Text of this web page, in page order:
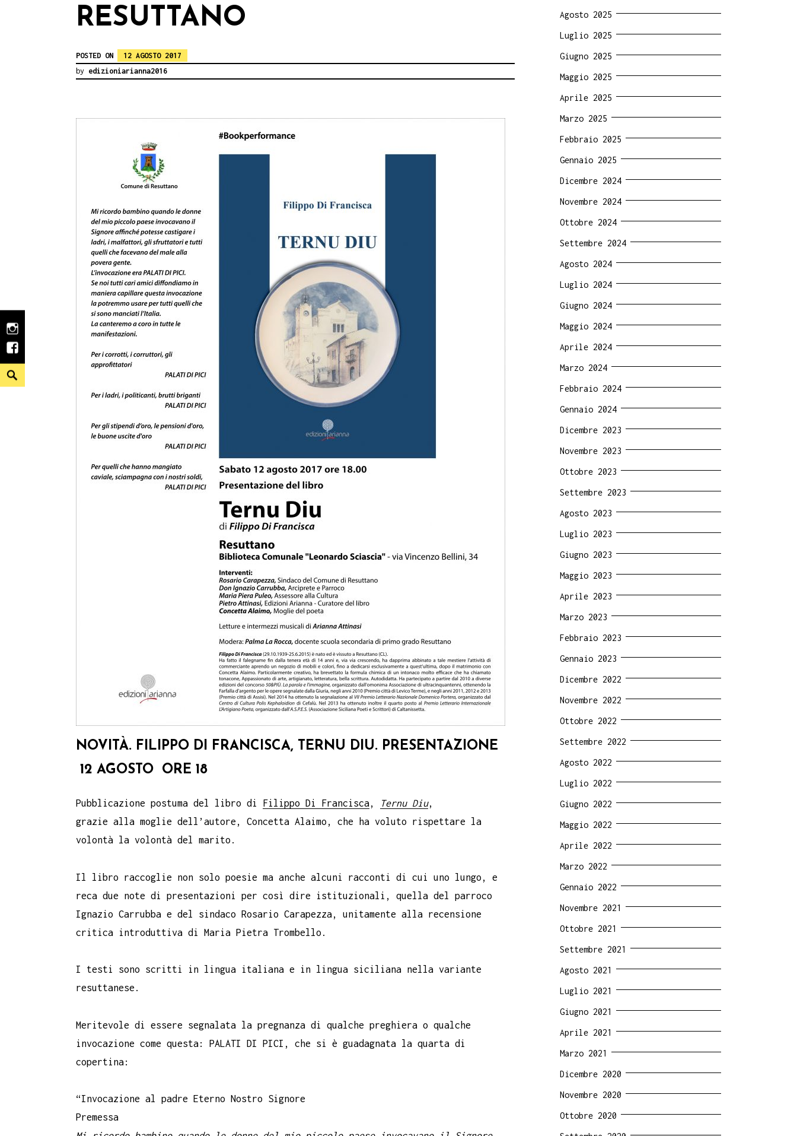
instagram
facebook
Search
RESUTTANO
POSTED ON
12 AGOSTO 2017
by edizioniarianna2016
NOVITÀ. FILIPPO DI FRANCISCA, TERNU DIU. PRESENTAZIONE
12 AGOSTO ORE 18
Pubblicazione postuma del libro di Filippo Di Francisca, Ternu Diu,
grazie alla moglie dell’autore, Concetta Alaimo, che ha voluto rispettare la
volontà la volontà del marito.
Il libro raccoglie non solo poesie ma anche alcuni racconti di cui uno lungo, e
reca due note di presentazioni per così dire istituzionali, quella del parroco
Ignazio Carrubba e del sindaco Rosario Carapezza, unitamente alla recensione
critica introduttiva di Maria Pietra Trombello.
I testi sono scritti in lingua italiana e in lingua siciliana nella variante
resuttanese.
Meritevole di essere segnalata la pregnanza di qualche preghiera o qualche
invocazione come questa: PALATI DI PICI, che si è guadagnata la quarta di
copertina:
“Invocazione al padre Eterno Nostro Signore
Premessa
Agosto 2025
Luglio 2025
Giugno 2025
Maggio 2025
Aprile 2025
Marzo 2025
Febbraio 2025
Gennaio 2025
Dicembre 2024
Novembre 2024
Ottobre 2024
Settembre 2024
Agosto 2024
Luglio 2024
Giugno 2024
Maggio 2024
Aprile 2024
Marzo 2024
Febbraio 2024
Gennaio 2024
Dicembre 2023
Novembre 2023
Ottobre 2023
Settembre 2023
Agosto 2023
Luglio 2023
Giugno 2023
Maggio 2023
Aprile 2023
Marzo 2023
Febbraio 2023
Gennaio 2023
Dicembre 2022
Novembre 2022
Ottobre 2022
Settembre 2022
Agosto 2022
Luglio 2022
Giugno 2022
Maggio 2022
Aprile 2022
Marzo 2022
Gennaio 2022
Novembre 2021
Ottobre 2021
Settembre 2021
Agosto 2021
Luglio 2021
Giugno 2021
Aprile 2021
Marzo 2021
Dicembre 2020
Novembre 2020
Ottobre 2020